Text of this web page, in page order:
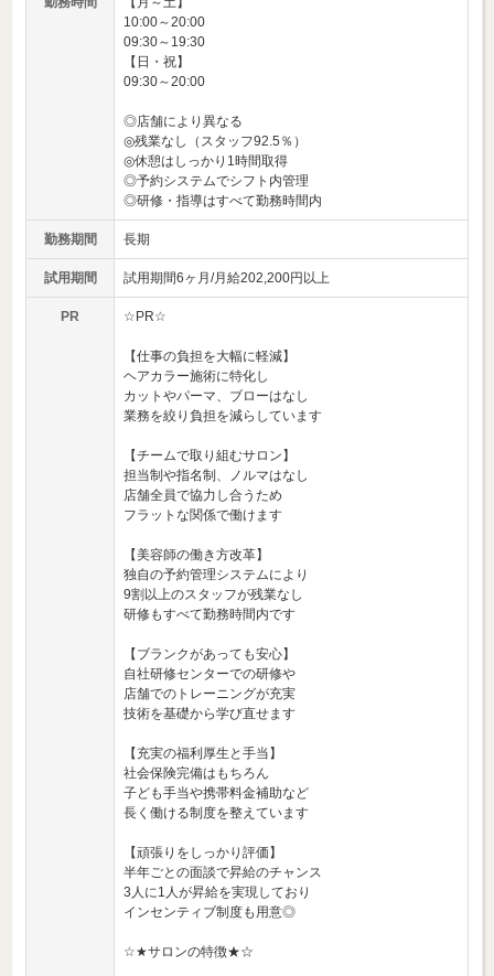
10:00～20:00
09:30～19:30
【日・祝】
09:30～20:00
◎店舗により異なる
◎残業なし（スタッフ92.5％）
◎休憩はしっかり1時間取得
◎予約システムでシフト内管理
◎研修・指導はすべて勤務時間内
勤務期間 長期
試用期間 試用期間6ヶ月/月給202,200円以上
PR ☆PR☆
【仕事の負担を大幅に軽減】
ヘアカラー施術に特化し
カットやパーマ、ブローはなし
業務を絞り負担を減らしています
【チームで取り組むサロン】
担当制や指名制、ノルマはなし
店舗全員で協力し合うため
フラットな関係で働けます
【美容師の働き方改革】
独自の予約管理システムにより
9割以上のスタッフが残業なし
研修もすべて勤務時間内です
【ブランクがあっても安心】
自社研修センターでの研修や
店舗でのトレーニングが充実
技術を基礎から学び直せます
【充実の福利厚生と手当】
社会保険完備はもちろん
子ども手当や携帯料金補助など
長く働ける制度を整えています
【頑張りをしっかり評価】
半年ごとの面談で昇給のチャンス
3人に1人が昇給を実現しており
インセンティブ制度も用意◎
☆★サロンの特徴★☆